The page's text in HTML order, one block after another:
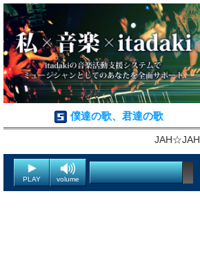
僕達の歌、君達の歌
JAH☆JAH
PLAY volume